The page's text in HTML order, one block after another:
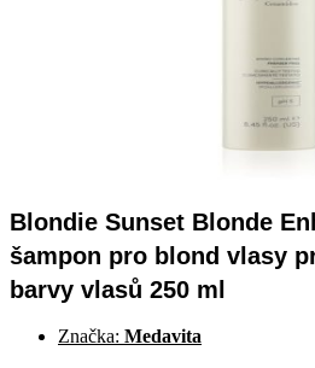
Blondie Sunset Blonde
šampon pro blond vlasy
barvy vlasů 250 ml
Značka: Medavita